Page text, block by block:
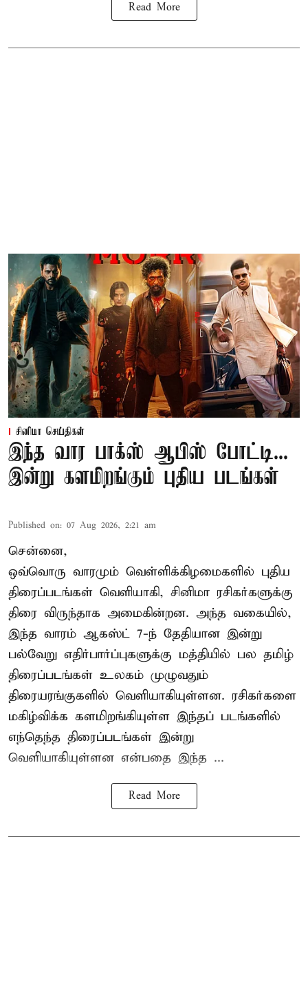
Read More
சினிமா செய்திகள்
இந்த வார பாக்ஸ் ஆபிஸ் போட்டி...
இன்று களமிறங்கும் புதிய படங்கள்
Published on: 07 Aug 2026, 2:21 am
சென்னை,
ஒவ்வொரு வாரமும் வெள்ளிக்கிழமைகளில் புதிய
திரைப்படங்கள் வெளியாகி, சினிமா ரசிகர்களுக்கு
திரை விருந்தாக அமைகின்றன. அந்த வகையில்,
இந்த வாரம் ஆகஸ்ட் 7-ந் தேதியான இன்று
பல்வேறு எதிர்பார்ப்புகளுக்கு மத்தியில் பல தமிழ்
திரைப்படங்கள் உலகம் முழுவதும்
திரையரங்குகளில் வெளியாகியுள்ளன. ரசிகர்களை
மகிழ்விக்க களமிறங்கியுள்ள இந்தப் படங்களில்
எந்தெந்த திரைப்படங்கள் இன்று
வெளியாகியுள்ளன என்பதை இந்த ...
Read More